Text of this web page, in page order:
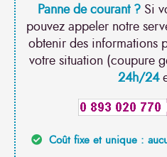
Panne de courant ?Si
pouvez appeler notre
obtenir des informations
votre situation (coupure
24h/24
Coût fixe et unique :